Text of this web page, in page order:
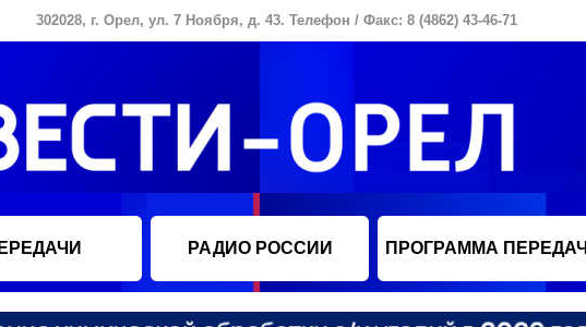
302028, г. Орел, ул. 7 Ноября, д. 43. Телефон / Факс: 8 (4862) 43-46-71
РАДИО РОССИИ ПРОГРАММА ПЕРЕДАЧ